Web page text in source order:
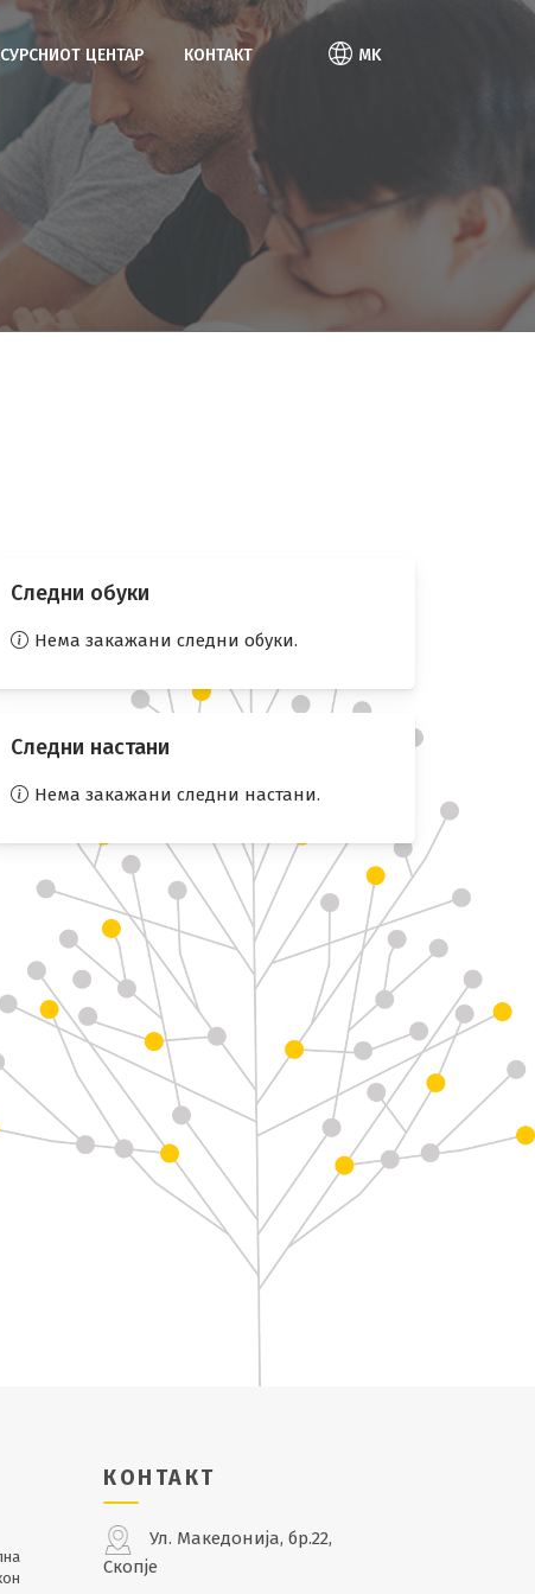
ЦЕНТАР КОНТАКТ MK
Следни обуки
Нема закажани следни обуки.
Следни настани
Нема закажани следни настани.
КОНТАКТ
Ул. Македонија, бр.22,
Скопје